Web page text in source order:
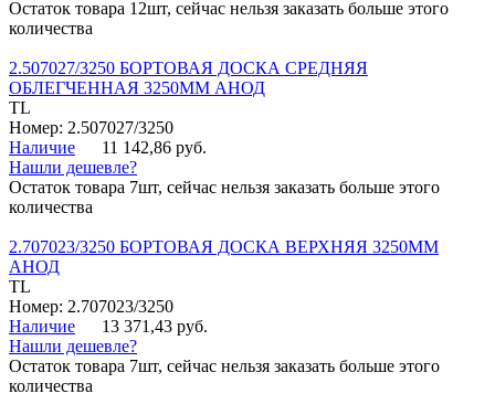
Остаток товара 12шт, сейчас нельзя заказать больше этого
количества
2.507027/3250 БОРТОВАЯ ДОСКА СРЕДНЯЯ
ОБЛЕГЧЕННАЯ 3250ММ АНОД
TL
Номер: 2.507027/3250
Наличие
11 142,86 руб.
Нашли дешевле?
Остаток товара 7шт, сейчас нельзя заказать больше этого
количества
2.707023/3250 БОРТОВАЯ ДОСКА ВЕРХНЯЯ 3250ММ
АНОД
TL
Номер: 2.707023/3250
Наличие
13 371,43 руб.
Нашли дешевле?
Остаток товара 7шт, сейчас нельзя заказать больше этого
количества